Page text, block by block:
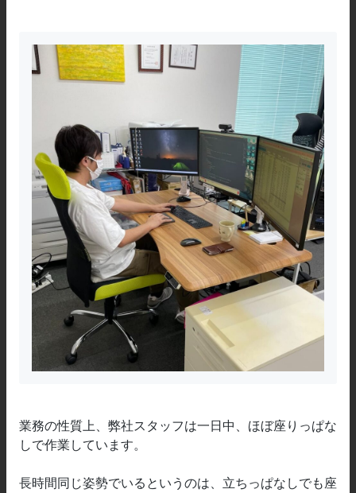
業務の性質上、弊社スタッフは一日中、ほぼ座りっぱな
しで作業しています。
長時間同じ姿勢でいるというのは、立ちっぱなしでも座